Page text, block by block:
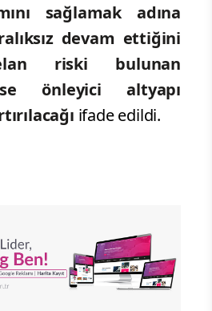
sağlamak adına
devam ettiğini
riski bulunan
önleyici altyapı
ifade edildi.